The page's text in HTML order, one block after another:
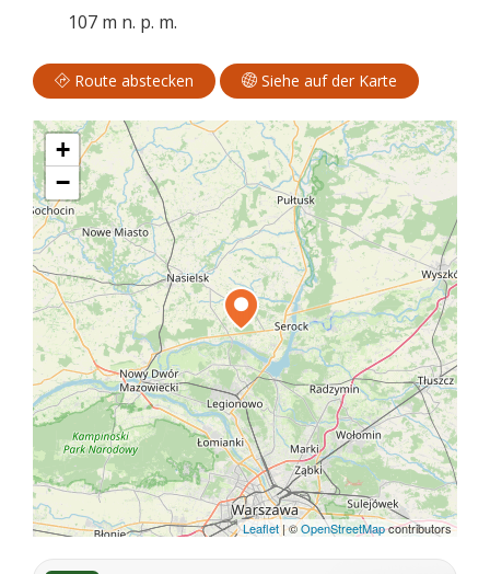
107 m n. p. m.
Route abstecken Siehe auf der Karte
+
−
Leaflet|©OpenStreetMapcontributors